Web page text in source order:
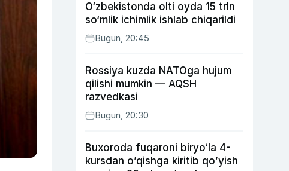
O‘zbekistonda olti oyda 15 trln
so‘mlik ichimlik ishlab chiqarildi
Bugun, 20:45
Rossiya kuzda NATOga hujum
qilishi mumkin — AQSH
razvedkasi
Bugun, 20:30
Buxoroda fuqaroni biryo‘la 4-
kursdan o’qishga kiritib qo’yish